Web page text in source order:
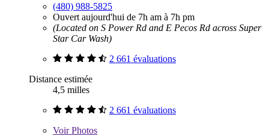
(480) 988-5825
Ouvert aujourd'hui de 7h am à 7h pm
(Located on S Power Rd and E Pecos Rd across Super
Star Car Wash)
2 661 évaluations
Distance estimée
4,5 milles
2 661 évaluations
VoirPhotos